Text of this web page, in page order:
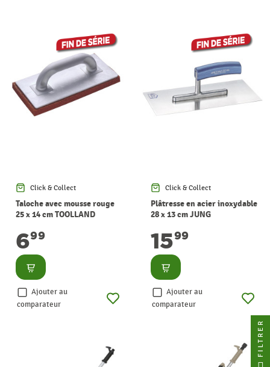
Click & Collect
Taloche avec mousse rouge
25 x 14 cm TOOLLAND
699
Consulter
Ajouter au
comparateur
Click & Collect
Plâtresse en acier inoxydable
28 x 13 cm JUNG
1599
Consulter
Ajouter au
comparateur
FILTRER